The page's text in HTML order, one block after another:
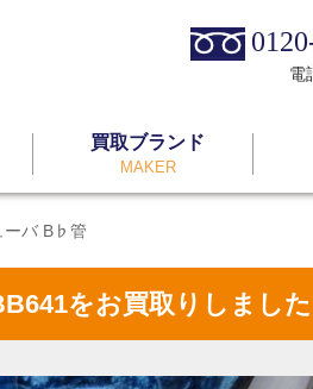
電
買取ブランド
MAKER
ーバ B♭管
をお買取りしました